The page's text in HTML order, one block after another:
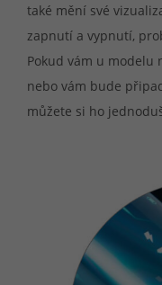
také mění své
zapnutí a vypnutí,
Pokud vám u modelu
nebo vám bude
můžete si ho